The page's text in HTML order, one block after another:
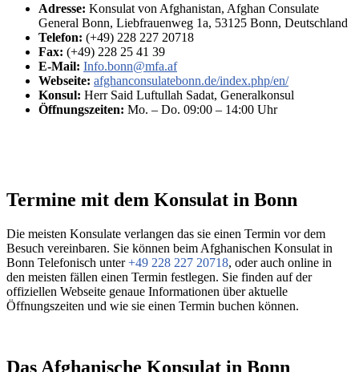
Adresse: Konsulat von Afghanistan, Afghan Consulate
General Bonn, Liebfrauenweg 1a, 53125 Bonn, Deutschland
Telefon: (+49) 228 227 20718
Fax: (+49) 228 25 41 39
E-Mail: Info.bonn@mfa.af
Webseite: afghanconsulatebonn.de/index.php/en/
Konsul: Herr Said Luftullah Sadat, Generalkonsul
Öffnungszeiten: Mo. – Do. 09:00 – 14:00 Uhr
Termine mit dem Konsulat in Bonn
Die meisten Konsulate verlangen das sie einen Termin vor dem
Besuch vereinbaren. Sie können beim Afghanischen Konsulat in
Bonn Telefonisch unter+49 228 227 20718, oder auch online in
den meisten fällen einen Termin festlegen. Sie finden auf der
offiziellen Webseite genaue Informationen über aktuelle
Öffnungszeiten und wie sie einen Termin buchen können.
Das Afghanische Konsulat in Bonn